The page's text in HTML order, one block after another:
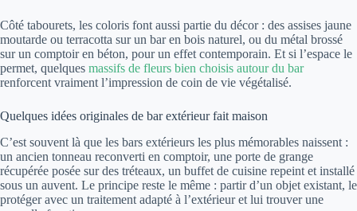
Côté tabourets, les coloris font aussi partie du décor : des assises jaune
moutarde ou terracotta sur un bar en bois naturel, ou du métal brossé
sur un comptoir en béton, pour un effet contemporain. Et si l’espace le
permet, quelques massifs de fleurs bien choisis autour du bar
renforcent vraiment l’impression de coin de vie végétalisé.
Quelques idées originales de bar extérieur fait maison
C’est souvent là que les bars extérieurs les plus mémorables naissent :
un ancien tonneau reconverti en comptoir, une porte de grange
récupérée posée sur des tréteaux, un buffet de cuisine repeint et installé
sous un auvent. Le principe reste le même : partir d’un objet existant, le
protéger avec un traitement adapté à l’extérieur et lui trouver une